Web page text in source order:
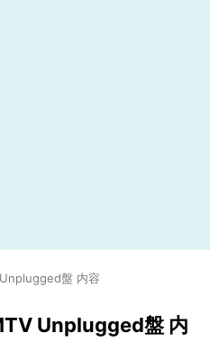
盤 内容
Unplugged盤 内